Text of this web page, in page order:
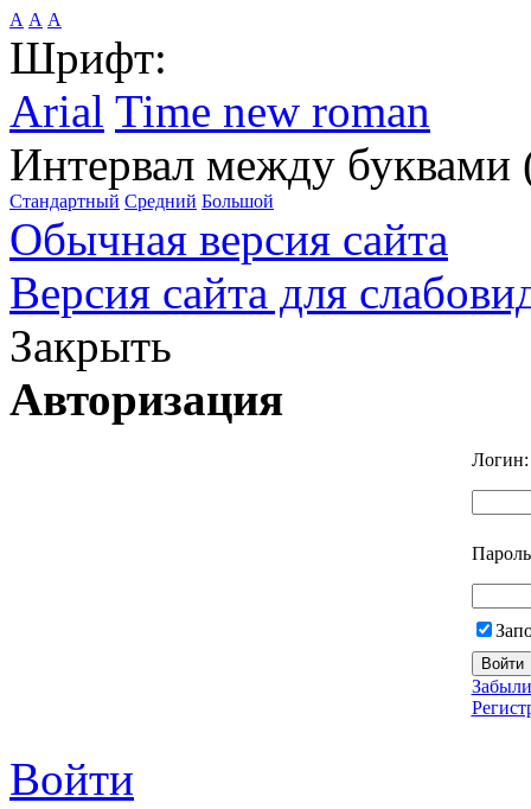
А А А
Шрифт:
Arial Time new roman
Интервал между буквами
Стандартный Средний Большой
Обычная версия сайта
Версия сайта для
Закрыть
Авторизация
Логин:
Войти